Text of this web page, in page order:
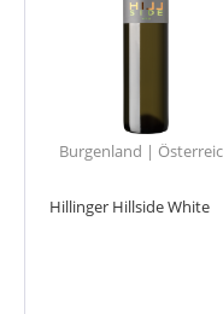
Burgenland |
Hillinger Hillside White